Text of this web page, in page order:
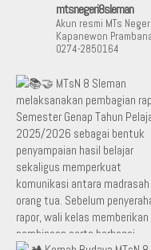
mtsnegeri8sleman
Akun resmi MTs
Kapanewon
0274-2850164